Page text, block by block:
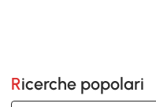
Ricerche popolari